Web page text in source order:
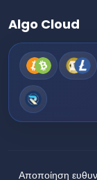
Algo Cloud
Αποποίηση